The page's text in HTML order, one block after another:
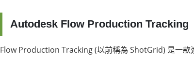
Autodesk Flow Production Tracking
Flow Production Tracking (以前稱為 ShotGrid) 是一款